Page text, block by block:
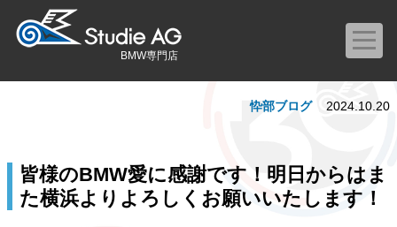
BMW専門店
皆様のBMW愛に感謝です！明日からはま
た横浜よりよろしくお願いいたします！
忰部ブログ 2024.10.20